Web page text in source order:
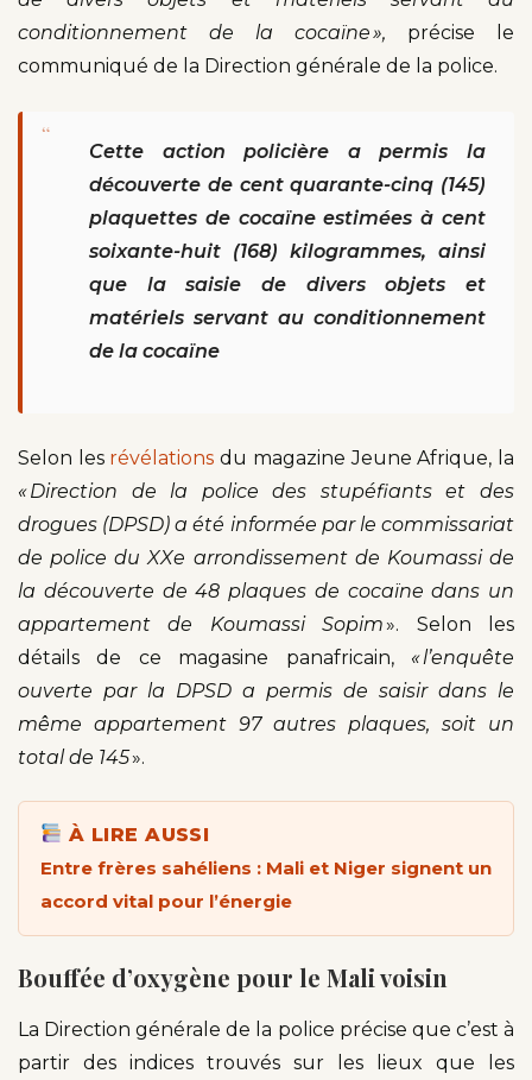
conditionnement de la
cocaïne », précise le
communiqué de la Direction générale de la police.
“
Cette action policière a permis la
découverte de cent quarante-cinq (145)
plaquettes de cocaïne estimées à cent
soixante-huit (168) kilogrammes, ainsi
que la saisie de divers objets et
matériels servant au conditionnement
de la cocaïne
Selon les révélations du magazine Jeune Afrique, la
« Direction de la police des stupéfiants et des
drogues (DPSD) a été informée par le commissariat
de police du XXe arrondissement de Koumassi de
la découverte de 48 plaques de cocaïne dans un
appartement de Koumassi Sopim». Selon les
détails de ce magasine panafricain, « l’enquête
ouverte par la DPSD a permis de saisir dans le
même appartement 97 autres plaques, soit un
total de 145».
À LIRE AUSSI
Entre frères sahéliens : Mali et Niger signent un
accord vital pour l’énergie
Bouffée d’oxygène pour le Mali voisin
La Direction générale de la police précise que c’est à
partir des indices trouvés sur les lieux que les